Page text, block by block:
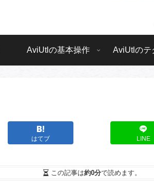
AviUtlの基本操作 AviUtlのテ
はてブ LINE
この記事は約0分で読めます。